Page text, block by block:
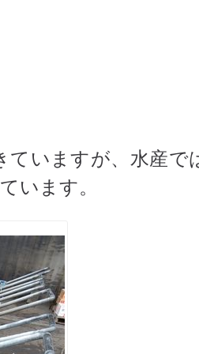
ていますが、水産で
います。